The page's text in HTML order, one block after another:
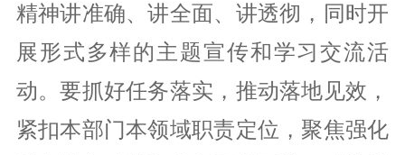
精神讲准确、讲全面、讲透彻，同时开
展形式多样的主题宣传和学习交流活
动。要抓好任务落实，推动落地见效，
紧扣本部门本领域职责定位，聚焦强化